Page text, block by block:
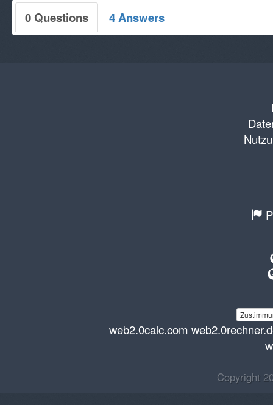
0 Questions 4 Answers
web2.0calc.com
Copyright